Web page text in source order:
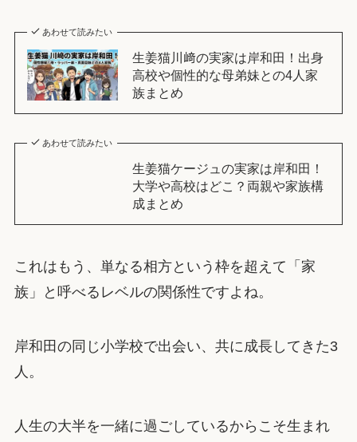
あわせて読みたい
生姜猫川﨑の実家は岸和田！出身
高校や個性的な母弟妹との4人家
族まとめ
あわせて読みたい
生姜猫ケージュの実家は岸和田！
大学や高校はどこ？両親や家族構
成まとめ
これはもう、単なる相方という枠を超えて「家
族」と呼べるレベルの関係性ですよね。
岸和田の同じ小学校で出会い、共に成長してきた3
人。
人生の大半を一緒に過ごしているからこそ生まれ